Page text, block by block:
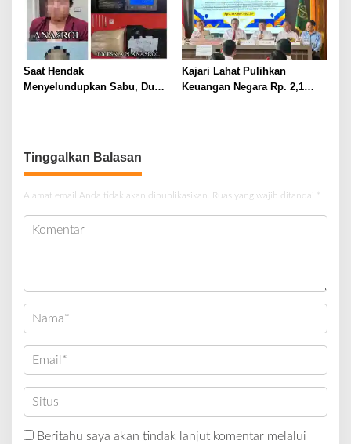
Saat Hendak
Menyelundupkan Sabu, Dua
Kajari Lahat Pulihkan
Keuangan Negara Rp. 2,1
Tinggalkan Balasan
Alamat email Anda tidak akan dipublikasikan. Ruas yang wajib ditandai *
Beritahu saya akan tindak lanjut komentar melalui